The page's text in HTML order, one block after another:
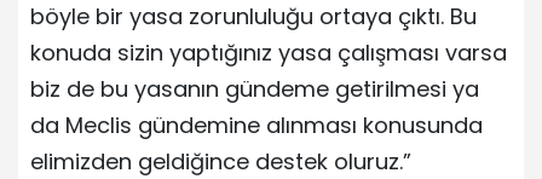
böyle bir yasa zorunluluğu ortaya çıktı. Bu
konuda sizin yaptığınız yasa çalışması varsa
biz de bu yasanın gündeme getirilmesi ya
da Meclis gündemine alınması konusunda
elimizden geldiğince destek oluruz.”